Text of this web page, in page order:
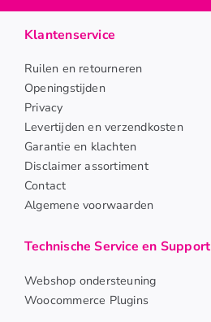
Klantenservice
Ruilen en retourneren
Openingstijden
Privacy
Levertijden en verzendkosten
Garantie en klachten
Disclaimer assortiment
Contact
Algemene voorwaarden
Technische Service en Support
Webshop ondersteuning
Woocommerce Plugins